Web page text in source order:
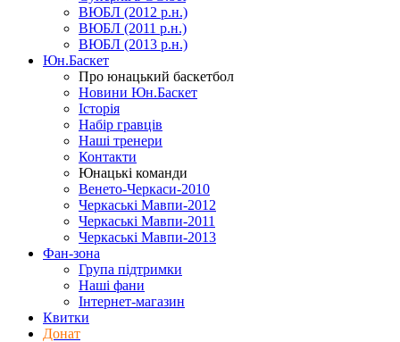
ВЮБЛ (2012 р.н.)
ВЮБЛ (2011 р.н.)
ВЮБЛ (2013 р.н.)
Юн.Баскет
Про юнацький баскетбол
Новини Юн.Баскет
Історія
Набір гравців
Наші тренери
Контакти
Юнацькі команди
Венето-Черкаси-2010
Черкаські Мавпи-2012
Черкаські Мавпи-2011
Черкаські Мавпи-2013
Фан-зона
Група підтримки
Наші фани
Інтернет-магазин
Квитки
Донат